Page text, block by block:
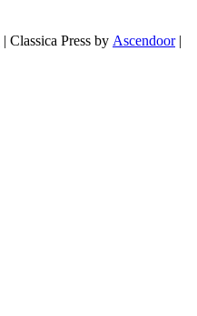
| Classica Press by Ascendoor|